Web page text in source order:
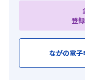
登
ながの電子